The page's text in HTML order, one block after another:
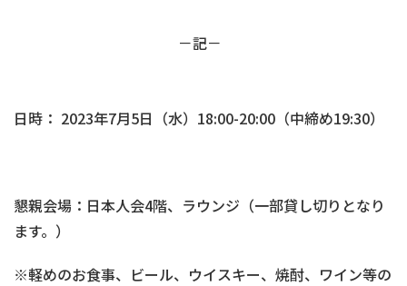
－記－
日時： 2023年7月5日（水）18:00-20:00（中締め19:30）
懇親会場：日本人会4階、ラウンジ（一部貸し切りとなり
ます。）
※軽めのお食事、ビール、ウイスキー、焼酎、ワイン等の